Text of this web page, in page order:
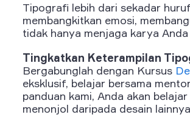
Tipografi lebih dari sekadar
membangkitkan emosi,
tidak hanya menjaga karya
Tingkatkan Keterampilan
Bergabunglah dengan Kursus
eksklusif, belajar bersama
panduan kami, Anda akan
menonjol daripada desain